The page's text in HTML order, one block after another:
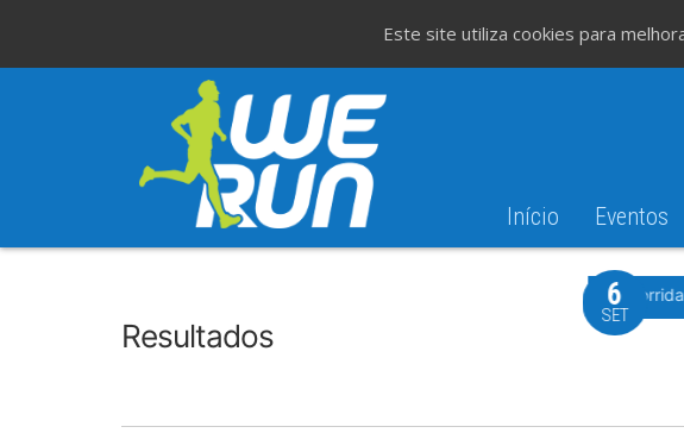
Início Eventos
Resultados
37ª
6
SET
Este site utiliza cookies para